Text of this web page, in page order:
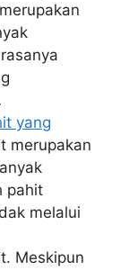
yang
merupakan
pahit
melalui
Meskipun